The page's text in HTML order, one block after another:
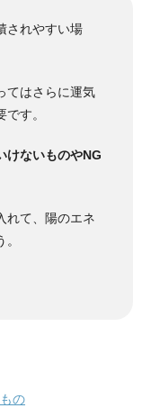
されやすい場
てはさらに運気
す。
けないものやNG
れて、陽のエネ
の